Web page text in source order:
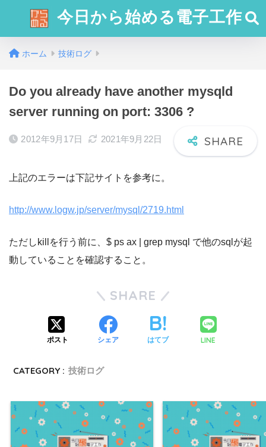
今日から始める電子工作
ホーム 技術ログ
Do you already have another mysqld
server running on port: 3306 ?
2012年9月17日 2021年9月22日
上記のエラーは下記サイトを参考に。
http://www.logw.jp/server/mysql/2719.html
ただしkillを行う前に、$ ps ax | grep mysql で他のsqlが起
動していることを確認すること。
SHARE
ポスト シェア はてブ LINE
CATEGORY : 技術ログ